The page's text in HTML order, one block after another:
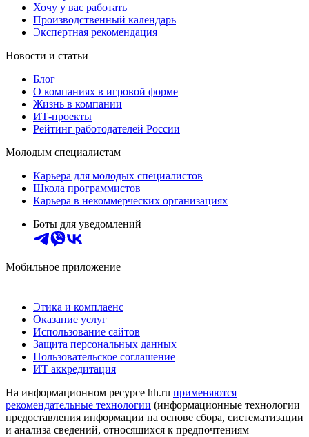
Хочу у вас работать
Производственный календарь
Экспертная рекомендация
Новости и статьи
Блог
О компаниях в игровой форме
Жизнь в компании
ИТ-проекты
Рейтинг работодателей России
Молодым специалистам
Карьера для молодых специалистов
Школа программистов
Карьера в некоммерческих организациях
Боты для уведомлений
Мобильное приложение
Этика и комплаенс
Оказание услуг
Использование сайтов
Защита персональных данных
Пользовательское соглашение
ИТ аккредитация
На информационном ресурсе hh.ru применяются
рекомендательные технологии (информационные технологии
предоставления информации на основе сбора, систематизации
и анализа сведений, относящихся к предпочтениям